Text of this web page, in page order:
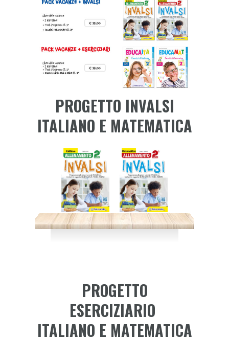
PROGETTO INVALSI
ITALIANO E MATEMATICA
PROGETTO
ESERCIZIARIO
ITALIANO E MATEMATICA